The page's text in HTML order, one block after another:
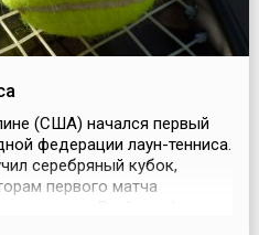
(США) начался первый
федерации лаун-тенниса.
серебряный кубок,
первого матча